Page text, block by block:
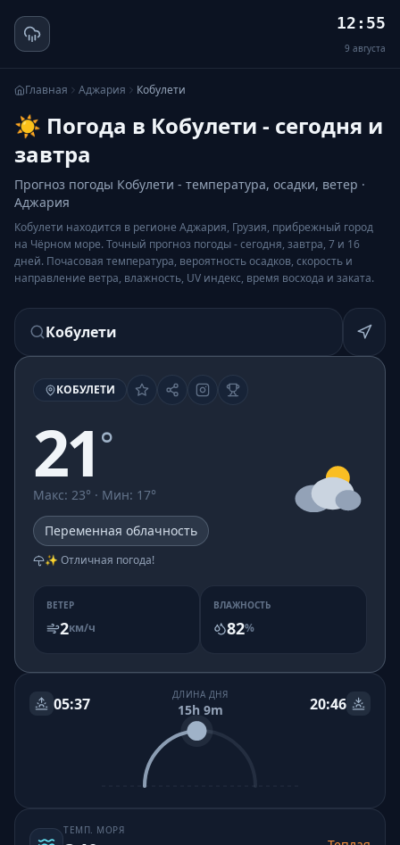
12:55
9 августа
Главная Аджария Кобулети
☀️ Погода в Кобулети - сегодня и
завтра
Прогноз погоды Кобулети - температура, осадки, ветер ·
Аджария
Кобулети находится в регионе Аджария, Грузия, прибрежный город
на Чёрном море. Точный прогноз погоды - сегодня, завтра, 7 и 16
дней. Почасовая температура, вероятность осадков, скорость и
направление ветра, влажность, UV индекс, время восхода и заката.
Кобулети
КОБУЛЕТИ
21 °
Макс: 23° · Мин: 17°
Переменная облачность
✨ Отличная погода!
ВЕТЕР
2км/ч
ВЛАЖНОСТЬ
82%
05:37 ДЛИНА ДНЯ
15h 9m 20:46
ТЕМП. МОРЯ